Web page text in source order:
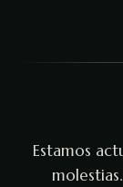
Estamos